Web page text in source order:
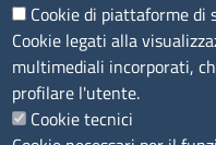
Sito web
Note legali
Privacy policy
Dichiarazione di accessibilità
Cookie di piattaforme di
Cookie legati alla
multimediali incorporati,
profilare l'utente.
Cookie tecnici